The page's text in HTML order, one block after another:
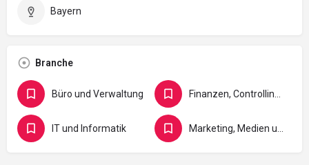
Bayern
Branche
Büro und Verwaltung
IT und Informatik